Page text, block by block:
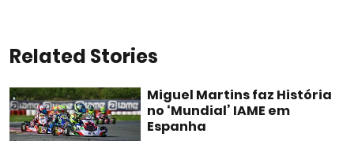
Related Stories
Miguel Martins faz História
no ‘Mundial’ IAME em
Espanha